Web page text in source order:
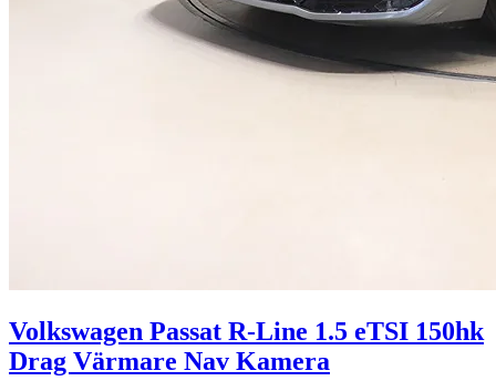
Volkswagen Passat R-Line 1.5 eTSI 150hk
Drag Värmare Nav Kamera